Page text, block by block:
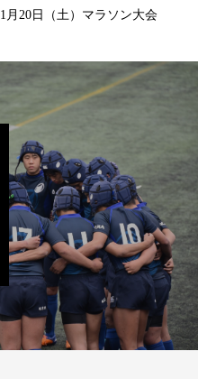
1月20日（土）マラソン大会